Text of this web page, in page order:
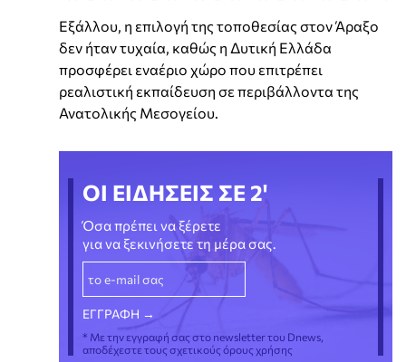
Εξάλλου, η επιλογή της τοποθεσίας στον Άραξο
δεν ήταν τυχαία, καθώς η Δυτική Ελλάδα
προσφέρει εναέριο χώρο που επιτρέπει
ρεαλιστική εκπαίδευση σε περιβάλλοντα της
Ανατολικής Μεσογείου.
ΟΙ ΕΙΔΗΣΕΙΣ ΣΕ 2'
Όσα πρέπει να ξέρετε
για να ξεκινήσετε τη μέρα σας.
* Με την εγγραφή σας στο newsletter του Dnews,
αποδέχεστε τους σχετικούς όρους χρήσης